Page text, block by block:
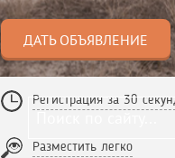
ДАТЬ ОБЪЯВЛЕНИЕ
Регистрация за 30
Разместить легко